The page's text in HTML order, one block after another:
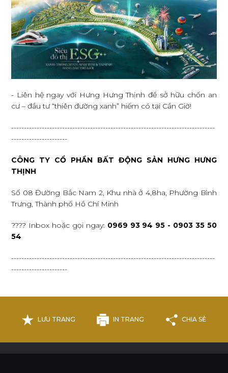
- Liên hệ ngay với Hưng Hưng Thịnh để sở hữu chốn an
cư – đầu tư “thiên đường xanh” hiếm có tại Cần Giờ!
--------------------------------------------------------------------------------
----------------------
CÔNG TY CỔ PHẦN BẤT ĐỘNG SẢN HƯNG HƯNG
THỊNH
Số 08 Đường Bắc Nam 2, Khu nhà ở 4,8ha, Phường Bình
Trưng, Thành phố Hồ Chí Minh
???? Inbox hoặc gọi ngay: 0969 93 94 95 - 0903 35 50
54
--------------------------------------------------------------------------------
----------------------
LƯU TRANG IN TRANG CHIA SẺ